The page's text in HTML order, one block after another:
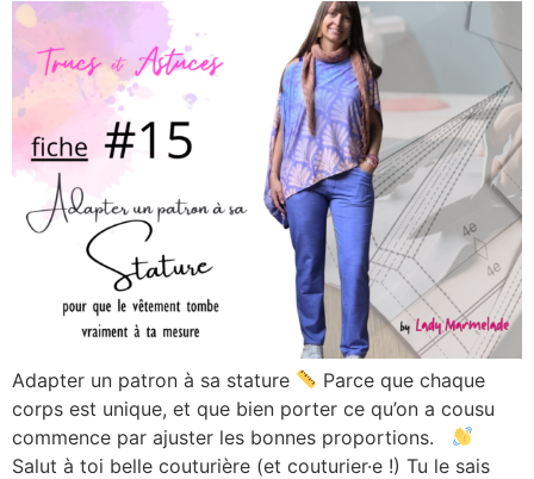
Adapter un patron à sa stature
Parce que chaque
corps est unique, et que bien porter ce qu’on a cousu
commence par ajuster les bonnes proportions.
Salut à toi belle couturière (et couturier·e !) Tu le sais